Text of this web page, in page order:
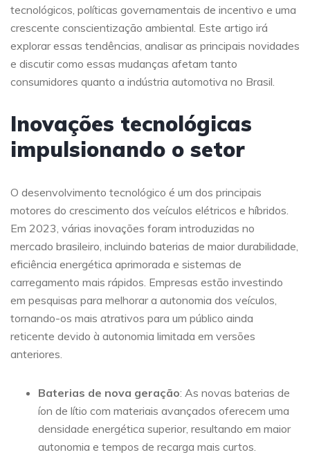
tecnológicos, políticas governamentais de incentivo e uma
crescente conscientização ambiental. Este artigo irá
explorar essas tendências, analisar as principais novidades
e discutir como essas mudanças afetam tanto
consumidores quanto a indústria automotiva no Brasil.
Inovações tecnológicas
impulsionando o setor
O desenvolvimento tecnológico é um dos principais
motores do crescimento dos veículos elétricos e híbridos.
Em 2023, várias inovações foram introduzidas no
mercado brasileiro, incluindo baterias de maior durabilidade,
eficiência energética aprimorada e sistemas de
carregamento mais rápidos. Empresas estão investindo
em pesquisas para melhorar a autonomia dos veículos,
tornando-os mais atrativos para um público ainda
reticente devido à autonomia limitada em versões
anteriores.
Baterias de nova geração: As novas baterias de
íon de lítio com materiais avançados oferecem uma
densidade energética superior, resultando em maior
autonomia e tempos de recarga mais curtos.